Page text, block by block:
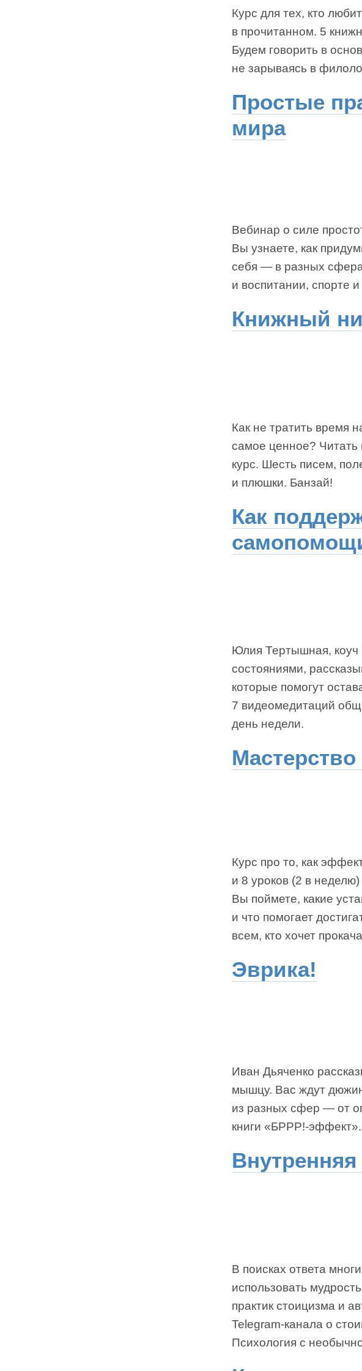
Курс для тех, кто
в прочитанном. 5
Будем говорить в
не зарываясь в
Простые
мира
Вебинар о силе
Вы узнаете, как
себя — в разных
и воспитании, спорте
Книжный
Как не тратить время
самое ценное?
курс. Шесть писем,
и плюшки. Банзай!
Как
Юлия Тертышная, коуч
состояниями,
которые помогут
7 видеомедитаций
день недели.
Мастерство
Курс про то, как
и 8 уроков (2 в
Вы поймете, какие
и что помогает
всем, кто хочет
Эврика!
Иван Дьяченко
мышцу. Вас ждут
из разных сфер — от
книги «БРРР!-эффект».
В поисках ответа
использовать
практик стоицизма и
Telegram-канала о
Психология с